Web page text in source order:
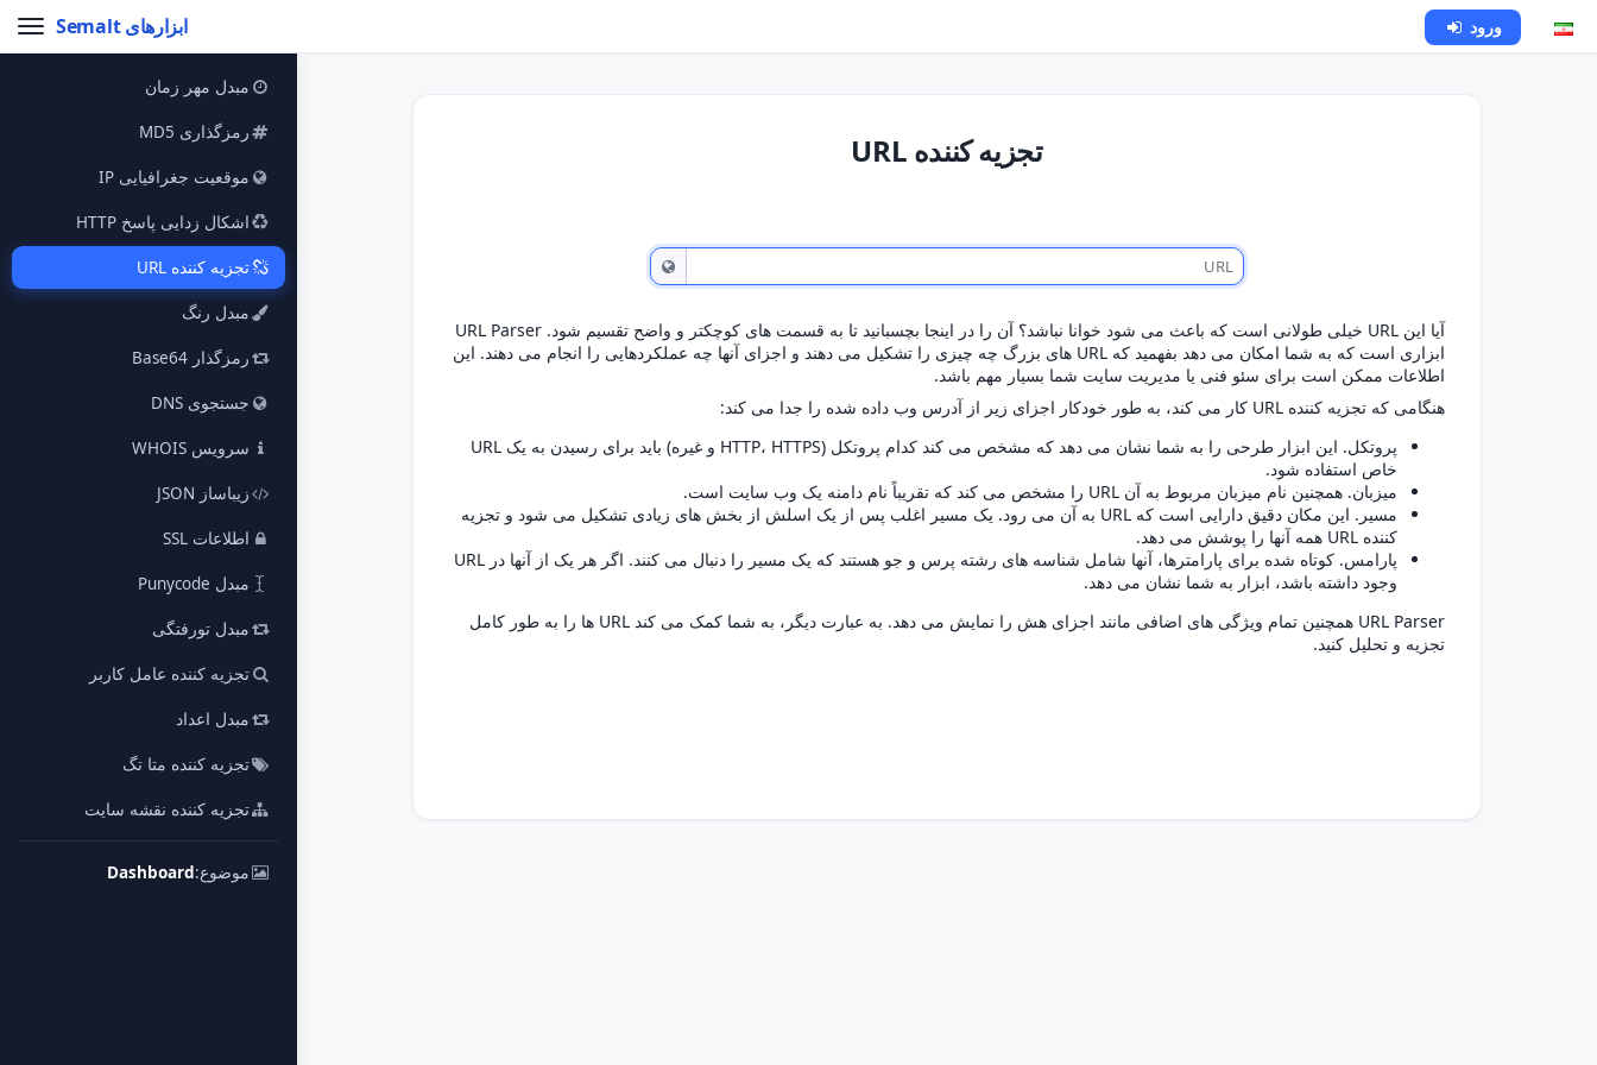
ابزارهای Semalt ورود
مبدل مهر زمان
رمزگذاری MD5
موقعیت جغرافیایی IP
اشکال زدایی پاسخ HTTP
تجزیه کننده URL
مبدل رنگ
رمزگذار Base64
جستجوی DNS
سرویس WHOIS
زیباساز JSON
اطلاعات SSL
مبدل Punycode
مبدل تورفتگی
تجزیه کننده عامل کاربر
مبدل اعداد
تجزیه کننده متا تگ
تجزیه کننده نقشه سایت
موضوع:Dashboard
تجزیه کننده URL
آیا این URL خیلی طولانی است که باعث می شود خوانا نباشد؟ آن را در اینجا بچسبانید تا به قسمت های کوچکتر و واضح تقسیم شود. URL Parser
ابزاری است که به شما امکان می دهد بفهمید که URL های بزرگ چه چیزی را تشکیل می دهند و اجزای آنها چه عملکردهایی را انجام می دهند. این
اطلاعات ممکن است برای سئو فنی یا مدیریت سایت شما بسیار مهم باشد.
هنگامی که تجزیه کننده URL کار می کند، به طور خودکار اجزای زیر از آدرس وب داده شده را جدا می کند:
پروتکل
. این ابزار طرحی را به شما نشان می دهد که مشخص می کند کدام پروتکل (HTTP، HTTPS و غیره) باید برای رسیدن به یک URL
خاص استفاده شود.
میزبان. همچنین نام میزبان مربوط به آن URL را مشخص می کند که تقریباً نام دامنه یک وب سایت است.
مسیر
. این مکان دقیق دارایی است که URL به آن می رود. یک مسیر اغلب پس از یک اسلش از بخش های زیادی تشکیل می شود و تجزیه
کننده URL همه آنها را پوشش می دهد.
پارامس
. کوتاه شده برای پارامترها، آنها شامل شناسه های رشته پرس و جو هستند که یک مسیر را دنبال می کنند. اگر هر یک از آنها در URL
وجود داشته باشد، ابزار به شما نشان می دهد.
URL Parser همچنین تمام ویژگی های اضافی مانند اجزای هش را نمایش می دهد. به عبارت دیگر، به شما کمک می کند URL ها را به طور کامل
تجزیه و تحلیل کنید.